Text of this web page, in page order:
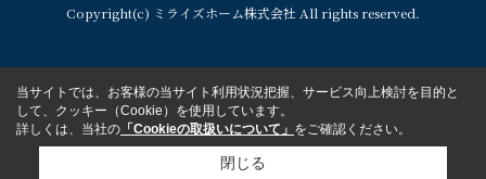
Copyright(c) ミライズホーム株式会社 All rights reserved.
当サイトでは、お客様の当サイト利用状況把握、サービス向上検討を目的と
して、クッキー（Cookie）を使用しています。
詳しくは、当社の 「Cookieの取扱いについて」 をご確認ください。
閉じる